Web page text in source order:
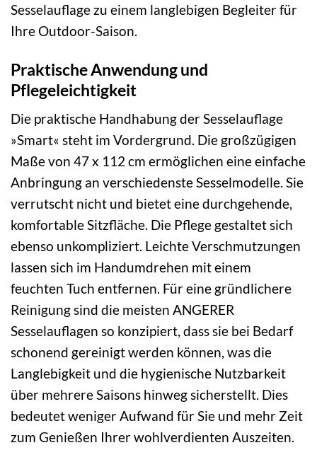
Sesselauflage zu einem langlebigen Begleiter für
Ihre Outdoor-Saison.
Praktische Anwendung und
Pflegeleichtigkeit
Die praktische Handhabung der Sesselauflage
»Smart« steht im Vordergrund. Die großzügigen
Maße von 47 x 112 cm ermöglichen eine einfache
Anbringung an verschiedenste Sesselmodelle. Sie
verrutscht nicht und bietet eine durchgehende,
komfortable Sitzfläche. Die Pflege gestaltet sich
ebenso unkompliziert. Leichte Verschmutzungen
lassen sich im Handumdrehen mit einem
feuchten Tuch entfernen. Für eine gründlichere
Reinigung sind die meisten ANGERER
Sesselauflagen so konzipiert, dass sie bei Bedarf
schonend gereinigt werden können, was die
Langlebigkeit und die hygienische Nutzbarkeit
über mehrere Saisons hinweg sicherstellt. Dies
bedeutet weniger Aufwand für Sie und mehr Zeit
zum Genießen Ihrer wohlverdienten Auszeiten.